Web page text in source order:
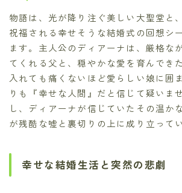
物語は、光が降り注ぐ美しい大聖堂と
祝福される幸せそうな結婚式の回想シ
ます。主人公のディアーナは、厳格な
てくれる父と、穏やかな愛を育んでき
入れても痛くないほど愛らしい娘に囲
りも『幸せな人間』だと信じて疑いま
し、ディアーナが信じていたその温か
が残酷な嘘と裏切りの上に成り立って
幸せな結婚生活と突然の悲劇